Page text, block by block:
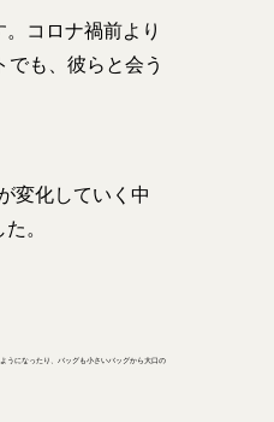
コロナ禍前より
も、彼らと会う
変化していく中
。
うになったり、バッグも小さいバッグから大口の